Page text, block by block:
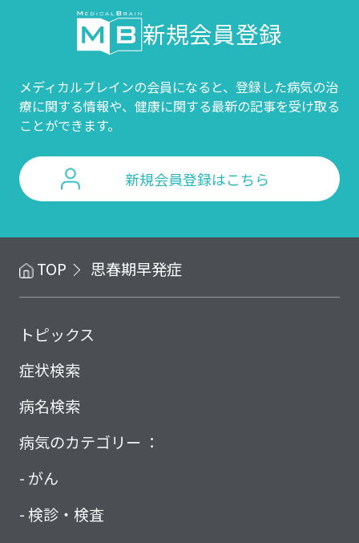
新規会員登録
メディカルブレインの会員になると、登録した病気の治
療に関する情報や、 健康に関する最新の記事を受け取る
ことができます。
新規会員登録はこちら
TOP 思春期早発症
トピックス
症状検索
病名検索
病気のカテゴリー ：
がん
検診・検査